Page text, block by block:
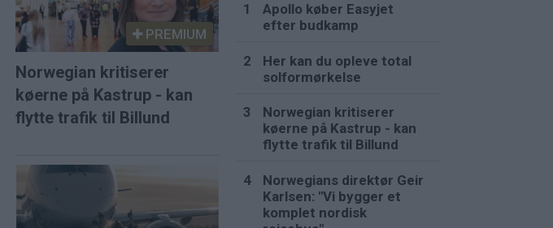
PREMIUM
Norwegian kritiserer
køerne på Kastrup - kan
flytte trafik til Billund
Apollo køber Easyjet
efter budkamp
Her kan du opleve total
solformørkelse
Norwegian kritiserer
køerne på Kastrup - kan
flytte trafik til Billund
Norwegians direktør Geir
Karlsen: "Vi bygger et
komplet nordisk